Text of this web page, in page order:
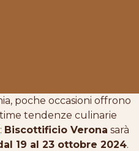
poche occasioni offrono
tendenze culinarie
: Biscottificio Verona sarà
19 al 23 ottobre 2024.